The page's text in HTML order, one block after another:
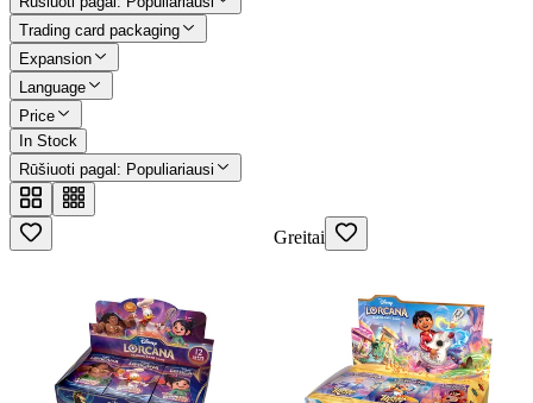
Trading card packaging
Expansion
Language
Price
In Stock
Rūšiuoti pagal : Populiariausi
Greitai